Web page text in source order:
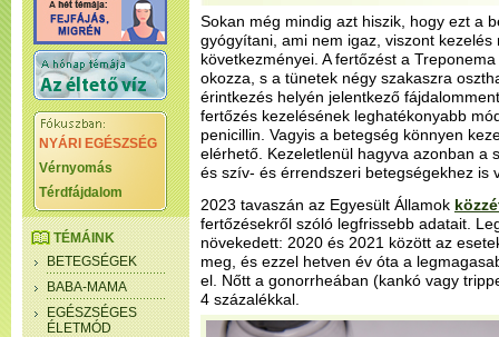
NYÁRI EGÉSZSÉG
Vérnyomás
Térdfájdalom
TÉMÁINK
BETEGSÉGEK
BABA-MAMA
EGÉSZSÉGES
ÉLETMÓD
Sokan még mindig azt hiszik, hogy ezt a
gyógyítani, ami nem igaz, viszont
következményei. A fertőzést a
okozza, s a tünetek négy szakaszra
érintkezés helyén jelentkező
fertőzés kezelésének leghatékonyabb
penicillin. Vagyis a betegség könnyen
elérhető. Kezeletlenül hagyva azonban a
és szív- és érrendszeri betegségekhez is
2023 tavaszán az Egyesült Államok
fertőzésekről szóló legfrissebb adatait.
növekedett: 2020 és 2021 között az
meg, és ezzel hetven év óta a
el. Nőtt a gonorrheában (kankó vagy
4 százalékkal.